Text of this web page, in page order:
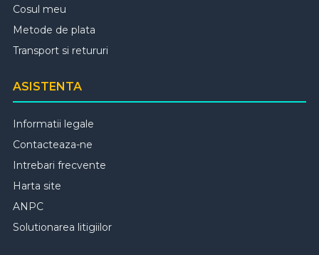
Cosul meu
Metode de plata
Transport si retururi
ASISTENTA
Informatii legale
Contacteaza-ne
Intrebari frecvente
Harta site
ANPC
Solutionarea litigiilor